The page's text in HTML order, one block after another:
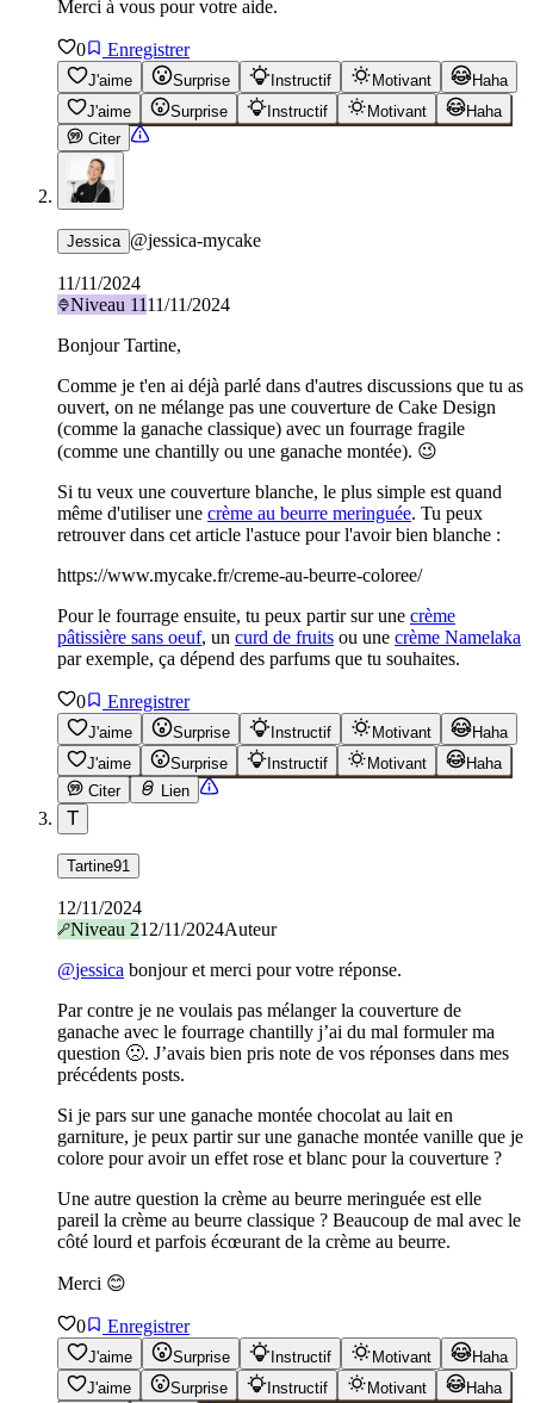
Merci à vous pour votre aide.
0 Enregistrer
J'aime Surprise Instructif Motivant
Haha
J'aime
Surprise Instructif Motivant
Haha
Citer
Jessica @jessica-mycake
11/11/2024
Niveau 1111/11/2024
Bonjour Tartine,
Comme je t'en ai déjà parlé dans d'autres discussions que tu as
ouvert, on ne mélange pas une couverture de Cake Design
(comme la ganache classique) avec un fourrage fragile
(comme une chantilly ou une ganache montée). 😉
Si tu veux une couverture blanche, le plus simple est quand
même d'utiliser une crème au beurre meringuée. Tu peux
retrouver dans cet article l'astuce pour l'avoir bien blanche :
https://www.mycake.fr/creme-au-beurre-coloree/
Pour le fourrage ensuite, tu peux partir sur une crème
pâtissière sans oeuf, un curd de fruits ou une crème Namelaka
par exemple, ça dépend des parfums que tu souhaites.
0 Enregistrer
J'aime Surprise Instructif Motivant
Haha
J'aime
Surprise Instructif Motivant
Haha
Citer
Lien
T
Tartine91
12/11/2024
Niveau 212/11/2024Auteur
@jessica bonjour et merci pour votre réponse.
Par contre je ne voulais pas mélanger la couverture de
ganache avec le fourrage chantilly j’ai du mal formuler ma
question 🙁. J’avais bien pris note de vos réponses dans mes
précédents posts.
Si je pars sur une ganache montée chocolat au lait en
garniture, je peux partir sur une ganache montée vanille que je
colore pour avoir un effet rose et blanc pour la couverture ?
Une autre question la crème au beurre meringuée est elle
pareil la crème au beurre classique ? Beaucoup de mal avec le
côté lourd et parfois écœurant de la crème au beurre.
Merci 😊
0 Enregistrer
J'aime Surprise Instructif Motivant
Haha
J'aime
Surprise Instructif Motivant Haha